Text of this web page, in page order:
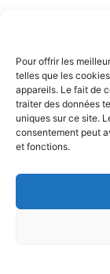
Pour offrir les
telles que les
appareils. Le fait de
traiter des données
uniques sur ce site.
consentement peut
et fonctions.
Notice légale
Politique de
Politique de